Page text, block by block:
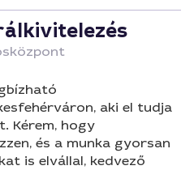
aki el tudja
Kérem, hogy
és a munka gyorsan
is elvállal, kedvező